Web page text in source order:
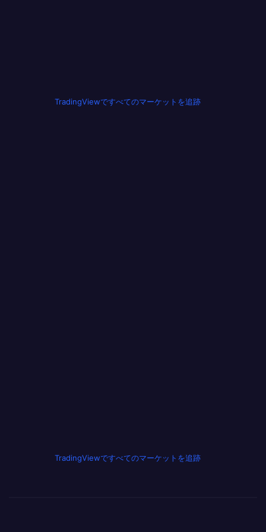
TradingViewですべてのマーケットを追跡
TradingViewですべてのマーケットを追跡